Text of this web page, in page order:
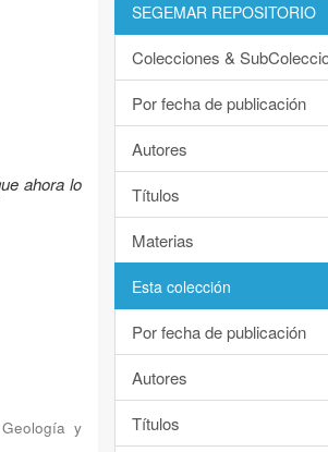
ahora lo
y
SEGEMAR REPOSITORIO
Colecciones &
Por fecha de publicación
Autores
Títulos
Materias
Esta colección
Por fecha de publicación
Autores
Títulos